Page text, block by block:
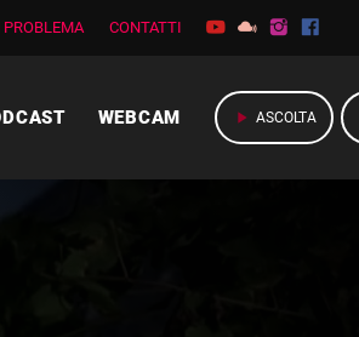
CONTATTI
WEBCAM play_arrow ASCOLTA